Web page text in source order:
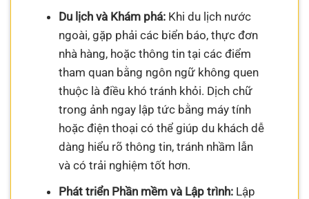
Du lịch và Khám phá:Khi du lịch nước
ngoài, gặp phải các biển báo, thực đơn
nhà hàng, hoặc thông tin tại các điểm
tham quan bằng ngôn ngữ không quen
thuộc là điều khó tránh khỏi. Dịch chữ
trong ảnh ngay lập tức bằng máy tính
hoặc điện thoại có thể giúp du khách dễ
dàng hiểu rõ thông tin, tránh nhầm lẫn
và có trải nghiệm tốt hơn.
Phát triển Phần mềm và Lập trình:Lập